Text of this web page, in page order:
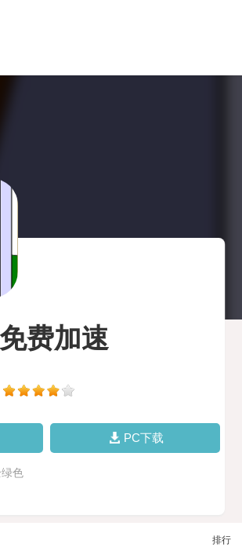
费加速
PC下载
色
排行